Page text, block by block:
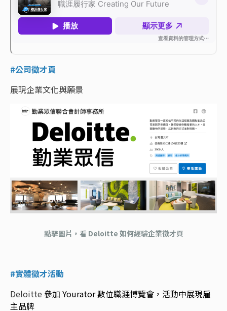
#公司徵才頁
展現企業文化與願景
點擊圖片，看 Deloitte 如何經驗企業徵才頁
#實體徵才活動
Deloitte參加 Yourator 數位職涯博覽會，活動中展現雇
主品牌